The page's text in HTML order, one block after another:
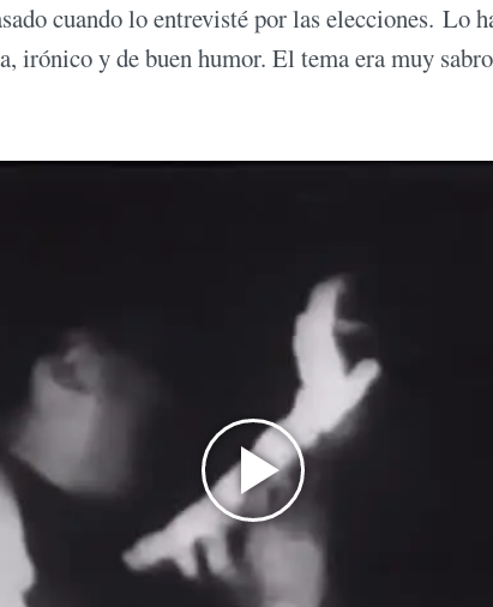
cuando lo entrevisté por las elecciones. Lo
irónico y de buen humor. El tema era muy